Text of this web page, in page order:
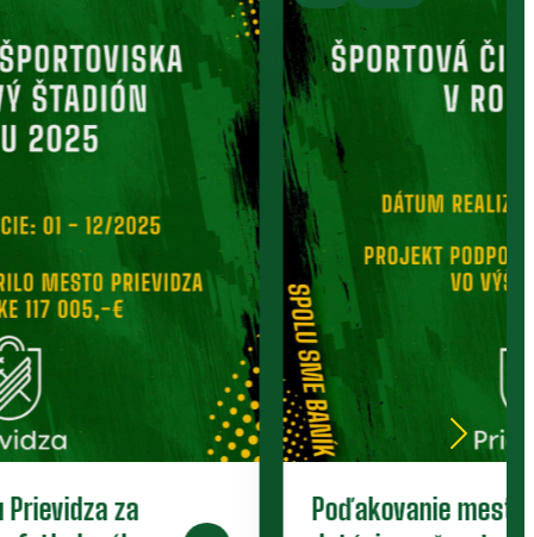
Pätnástka zdolala Slovan.